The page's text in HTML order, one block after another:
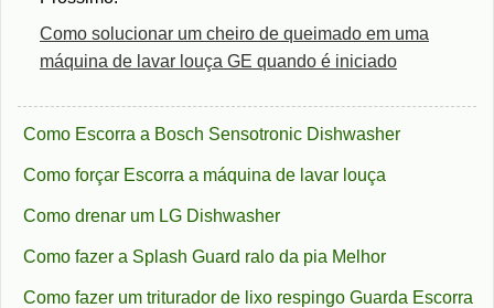
Como solucionar um cheiro de queimado em uma
máquina de lavar louça GE quando é iniciado
Como Escorra a Bosch Sensotronic Dishwasher
Como forçar Escorra a máquina de lavar louça
Como drenar um LG Dishwasher
Como fazer a Splash Guard ralo da pia Melhor
Como fazer um triturador de lixo respingo Guarda Escorra